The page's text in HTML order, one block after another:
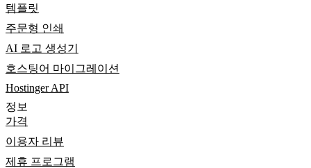
템플릿
주문형 인쇄
AI 로고 생성기
호스팅어 마이그레이션
Hostinger API
정보
가격
이용자 리뷰
제휴 프로그램